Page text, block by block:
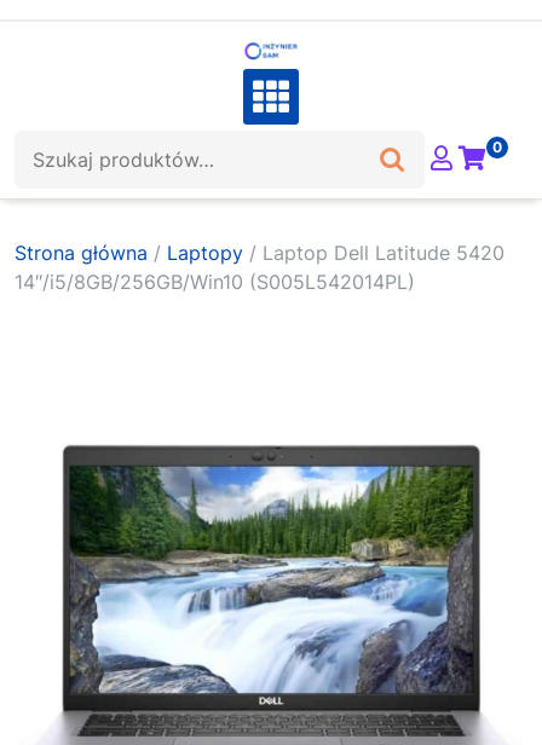
0
Strona główna / Laptopy / Laptop Dell Latitude 5420
14″/i5/8GB/256GB/Win10 (S005L542014PL)